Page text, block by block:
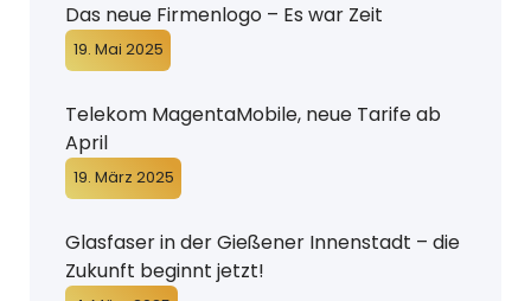
Das neue Firmenlogo – Es war Zeit
19. Mai 2025
Telekom MagentaMobile, neue Tarife ab
April
19. März 2025
Glasfaser in der Gießener Innenstadt – die
Zukunft beginnt jetzt!